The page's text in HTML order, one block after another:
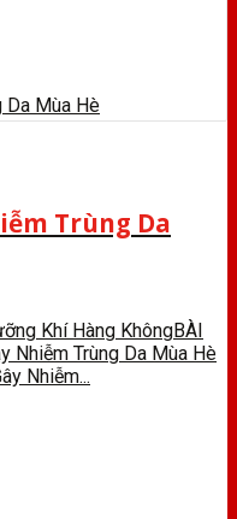
Trùng Da
Khí Hàng KhôngBÀI
Nhiễm Trùng Da Mùa Hè
Nhiễm...